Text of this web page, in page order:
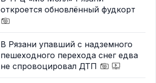
откроется обновлённый фудкорт
В Рязани упавший с надземного
пешеходного перехода снег едва
не спровоцировал ДТП